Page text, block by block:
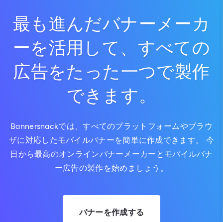
最も進んだバナーメーカ
ーを活用して、すべての
広告をたった一つで製作
できます。
Bannersnackでは、すべてのプラットフォームやブラウ
ザに対応したモバイルバナーを簡単に作成できます。 今
日から最高のオンラインバナーメーカーとモバイルバナ
ー広告の製作を始めましょう。
バナーを作成する